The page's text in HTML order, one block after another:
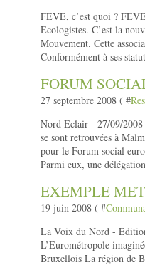
FEVE, c’est quoi ?
Ecologistes. C’est la
Mouvement. Cette
Conformément à ses
FORUM
27 septembre 2008 ( #
Nord Eclair - 27/09/2008
se sont retrouvées à
pour le Forum social
Parmi eux, une
EXEMPLE
19 juin 2008 ( #
La Voix du Nord -
L’Eurométropole
Bruxellois La région de